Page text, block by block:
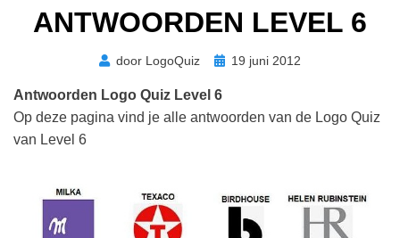
ANTWOORDEN LEVEL 6
door LogoQuiz
Geplaatst
19 juni 2012
Antwoorden Logo Quiz Level 6
Op deze pagina vind je alle antwoorden van de Logo Quiz
van Level 6